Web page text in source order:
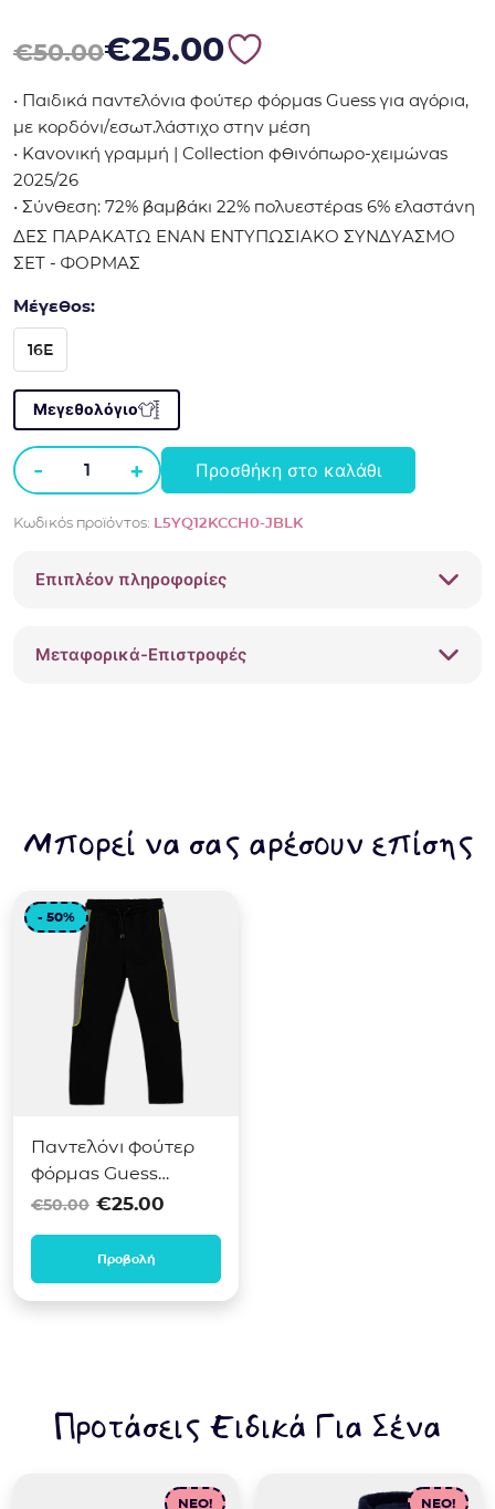
€50.00
Original price was: €50.00.
€25.00
Η τρέχουσα τιμή είναι: €25.00.
• Παιδικά παντελόνια φούτερ φόρμας Guess για αγόρια,
με κορδόνι/εσωτ.λάστιχο στην μέση
• Κανονική γραμμή | Collection φθινόπωρο-χειμώνας
2025/26
• Σύνθεση: 72% βαμβάκι 22% πολυεστέρας 6% ελαστάνη
ΔΕΣ ΠΑΡΑΚΑΤΩ ΕΝΑΝ ΕΝΤΥΠΩΣΙΑΚΟ ΣΥΝΔΥΑΣΜΟ
ΣΕΤ - ΦΟΡΜΑΣ
Μέγεθος:
16E
Μεγεθολόγιο
-
Παντελόνι
φόρμας
Μαύρο
+ Προσθήκη στο καλάθι
Κωδικός προϊόντος: L5YQ12KCCH0-JBLK
Επιπλέον πληροφορίες
Μεταφορικά-Επιστροφές
Μπορεί να σας αρέσουν επίσης
- 50%
Παντελόνι φούτερ
φόρμας Guess
Μαύρο
€50.00 Original price was: €50.00.
€25.00
Προβολή
Προτάσεις Ειδικά Για Σένα
NEO! NEO!